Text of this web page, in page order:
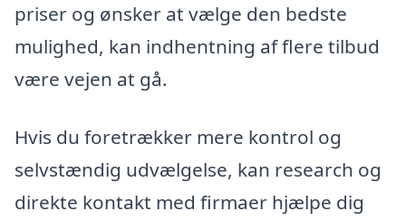
priser og ønsker at vælge den bedste
mulighed, kan indhentning af flere tilbud
være vejen at gå.
Hvis du foretrækker mere kontrol og
selvstændig udvælgelse, kan research og
direkte kontakt med firmaer hjælpe dig